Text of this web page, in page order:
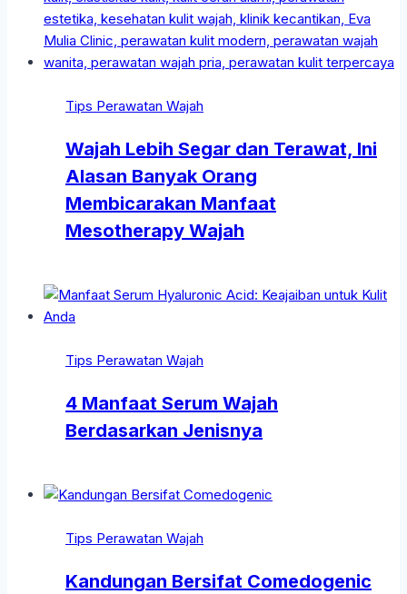
Tips Perawatan Wajah
Wajah Lebih Segar dan Terawat, Ini
Alasan Banyak Orang
Membicarakan Manfaat
Mesotherapy Wajah
Tips Perawatan Wajah
4 Manfaat Serum Wajah
Berdasarkan Jenisnya
Tips Perawatan Wajah
Kandungan Bersifat Comedogenic